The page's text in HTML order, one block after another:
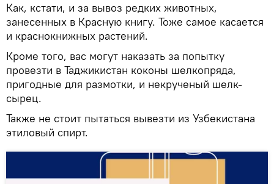
Как, кстати, и за вывоз редких животных,
занесенных в Красную книгу. Тоже самое касается
и краснокнижных растений.
Кроме того, вас могут наказать за попытку
провезти в Таджикистан коконы шелкопряда,
пригодные для размотки, и некрученый шелк-
сырец.
Также не стоит пытаться вывезти из Узбекистана
этиловый спирт.